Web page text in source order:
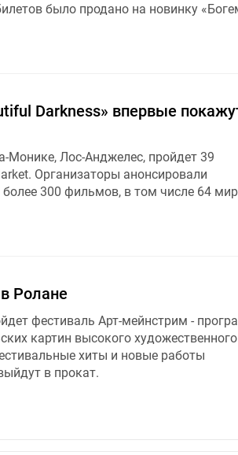
было продано на новинку
Darkness» впервые
Монике, Лос-Анджелес, пройдет 39
Организаторы анонсировали
300 фильмов, в том числе 64
Ролане
фестиваль Арт-мейнстрим -
картин высокого художественного
хиты и новые работы
в прокат.